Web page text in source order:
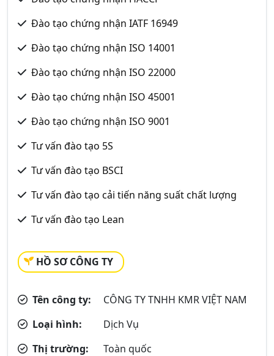
Đào tạo chứng nhận IATF 16949
Đào tạo chứng nhận ISO 14001
Đào tạo chứng nhận ISO 22000
Đào tạo chứng nhận ISO 45001
Đào tạo chứng nhận ISO 9001
Tư vấn đào tạo 5S
Tư vấn đào tạo BSCI
Tư vấn đào tạo cải tiến năng suất chất lượng
Tư vấn đào tạo Lean
HỒ SƠ CÔNG TY
Tên công ty:
CÔNG TY TNHH KMR VIỆT NAM
Loại hình:
Dịch Vụ
Thị trường:
Toàn quốc